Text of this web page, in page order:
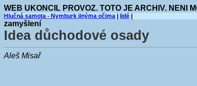
WEB UKONCIL PROVOZ. TOTO JE ARCHIV. NENI
Hlučná samota - Nymburk jinýma očima lidé
zamyšlení
Idea důchodové osady
Aleš Misař